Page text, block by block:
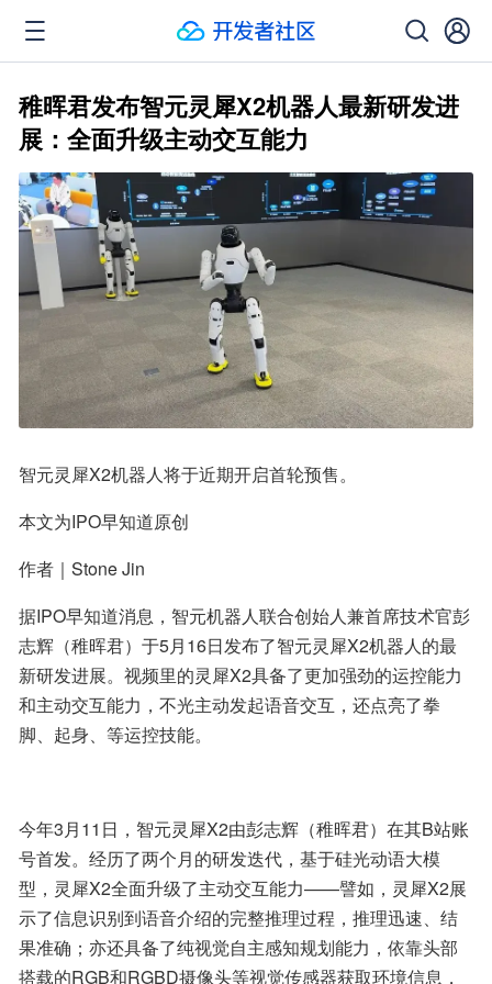
稚晖君发布智元灵犀X2机器人最新研发进
展：全面升级主动交互能力
智元灵犀X2机器人将于近期开启首轮预售。
本文为IPO早知道原创
作者｜Stone Jin
据IPO早知道消息，智元机器人联合创始人兼首席技术官彭
志辉（稚晖君）于5月16日发布了智元灵犀X2机器人的最
新研发进展。视频里的灵犀X2具备了更加强劲的运控能力
和主动交互能力，不光主动发起语音交互，还点亮了拳
脚、起身、等运控技能。
今年3月11日，智元灵犀X2由彭志辉（稚晖君）在其B站账
号首发。经历了两个月的研发迭代，基于硅光动语大模
型，灵犀X2全面升级了主动交互能力——譬如，灵犀X2展
示了信息识别到语音介绍的完整推理过程，推理迅速、结
果准确；亦还具备了纯视觉自主感知规划能力，依靠头部
搭载的RGB和RGBD摄像头等视觉传感器获取环境信息，